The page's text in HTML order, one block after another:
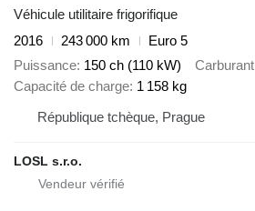
Véhicule utilitaire frigorifique
2016
243 000 km
Euro 5
Puissance 150 ch (110 kW) Carburant
Capacité de charge 1 158 kg
République tchèque, Prague
LOSL s.r.o.